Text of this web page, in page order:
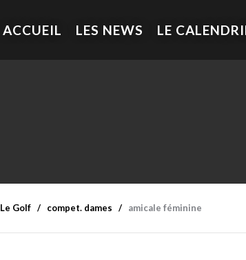
ACCUEIL LES NEWS LE
Le Golf compet. dames amicale féminine